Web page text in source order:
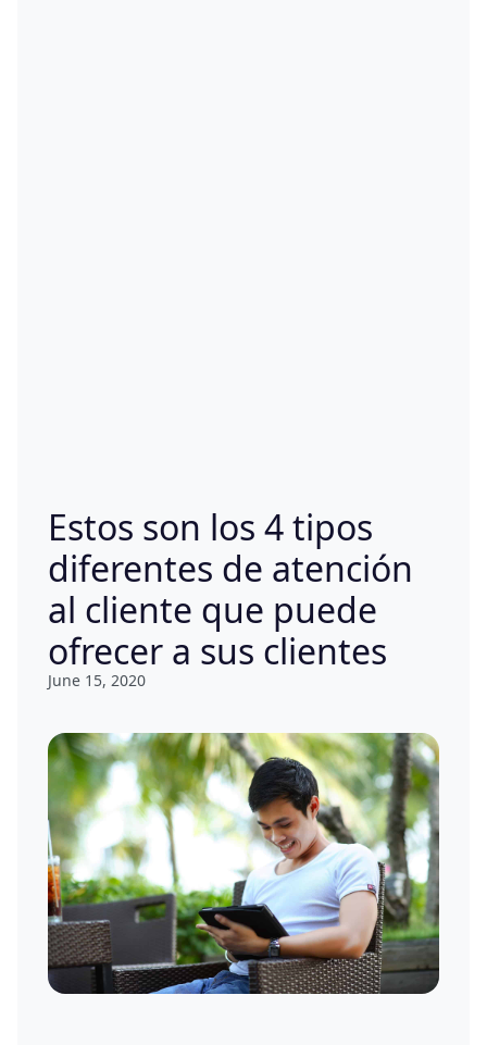
Estos son los 4 tipos
diferentes de atención
al cliente que puede
ofrecer a sus clientes
June 15, 2020